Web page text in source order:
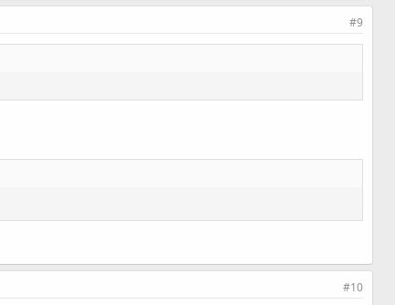
#9
#10